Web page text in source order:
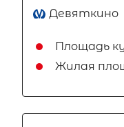
Девяткино
Площадь
Жилая